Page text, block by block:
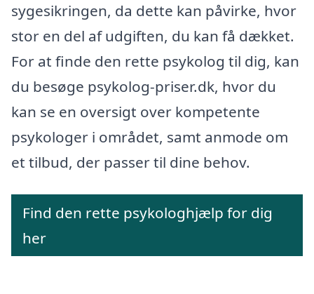
sygesikringen, da dette kan påvirke, hvor
stor en del af udgiften, du kan få dækket.
For at finde den rette psykolog til dig, kan
du besøge psykolog-priser.dk, hvor du
kan se en oversigt over kompetente
psykologer i området, samt anmode om
et tilbud, der passer til dine behov.
Find den rette psykologhjælp for dig
her